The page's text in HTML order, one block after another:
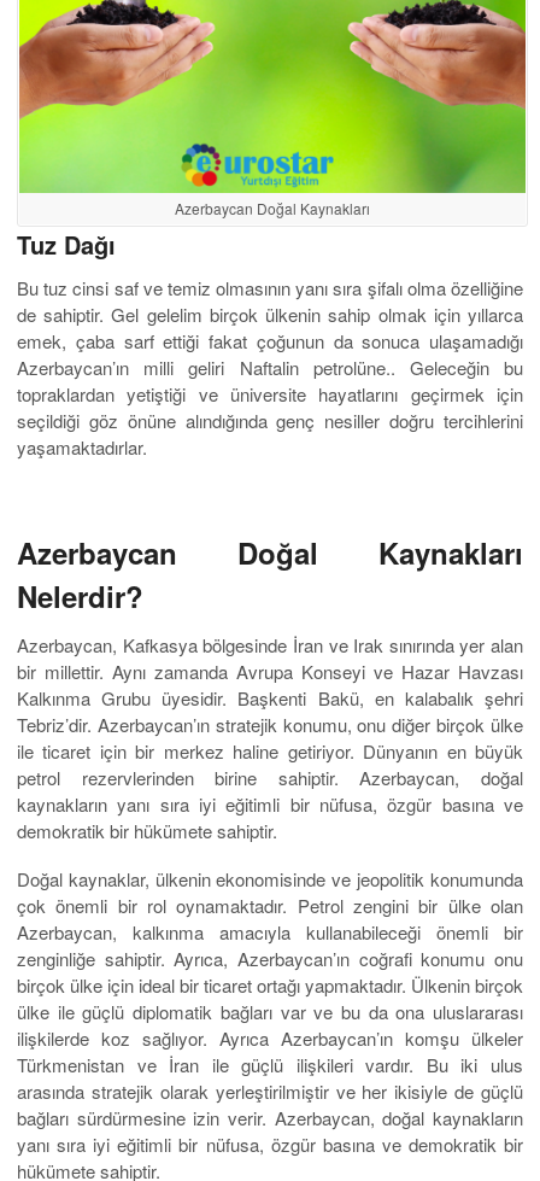
Azerbaycan Doğal Kaynakları
Tuz Dağı
Bu tuz cinsi saf ve temiz olmasının yanı sıra şifalı olma özelliğine
de sahiptir. Gel gelelim birçok ülkenin sahip olmak için yıllarca
emek, çaba sarf ettiği fakat çoğunun da sonuca ulaşamadığı
Azerbaycan’ın milli geliri Naftalin petrolüne.. Geleceğin bu
topraklardan yetiştiği ve üniversite hayatlarını geçirmek için
seçildiği göz önüne alındığında genç nesiller doğru tercihlerini
yaşamaktadırlar.
Azerbaycan Doğal Kaynakları
Nelerdir?
Azerbaycan, Kafkasya bölgesinde İran ve Irak sınırında yer alan
bir millettir. Aynı zamanda Avrupa Konseyi ve Hazar Havzası
Kalkınma Grubu üyesidir. Başkenti Bakü, en kalabalık şehri
Tebriz’dir. Azerbaycan’ın stratejik konumu, onu diğer birçok ülke
ile ticaret için bir merkez haline getiriyor. Dünyanın en büyük
petrol rezervlerinden birine sahiptir. Azerbaycan, doğal
kaynakların yanı sıra iyi eğitimli bir nüfusa, özgür basına ve
demokratik bir hükümete sahiptir.
Doğal kaynaklar, ülkenin ekonomisinde ve jeopolitik konumunda
çok önemli bir rol oynamaktadır. Petrol zengini bir ülke olan
Azerbaycan, kalkınma amacıyla kullanabileceği önemli bir
zenginliğe sahiptir. Ayrıca, Azerbaycan’ın coğrafi konumu onu
birçok ülke için ideal bir ticaret ortağı yapmaktadır. Ülkenin birçok
ülke ile güçlü diplomatik bağları var ve bu da ona uluslararası
ilişkilerde koz sağlıyor. Ayrıca Azerbaycan’ın komşu ülkeler
Türkmenistan ve İran ile güçlü ilişkileri vardır. Bu iki ulus
arasında stratejik olarak yerleştirilmiştir ve her ikisiyle de güçlü
bağları sürdürmesine izin verir. Azerbaycan, doğal kaynakların
yanı sıra iyi eğitimli bir nüfusa, özgür basına ve demokratik bir
hükümete sahiptir.